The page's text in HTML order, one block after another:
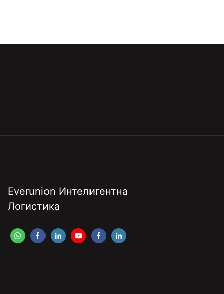
Everunion Интелигентна
Логистика